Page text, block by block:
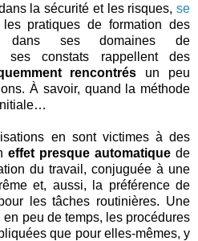
la sécurité et les risques, se
pratiques de formation des
dans ses domaines de
ses constats rappellent des
rencontrés un peu
À savoir, quand la méthode
en sont victimes à des
effet presque automatique de
du travail, conjuguée à une
et, aussi, la préférence de
les tâches routinières. Une
peu de temps, les procédures
que pour elles-mêmes, y